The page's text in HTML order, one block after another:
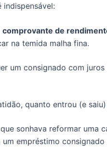
comprovante de
na temida malha fina.
um consignado com
quanto entrou (e
sonhava reformar uma
um empréstimo consignado